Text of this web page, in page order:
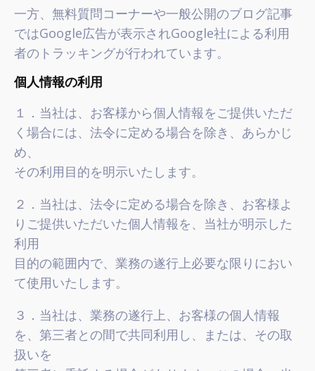
一方、無料質問コーナーや一般公開のブログ記事
ではGoogle広告が表示されGoogle社による利用
者のトラッキングが行われています。
個人情報の利用
１．当社は、お客様から個人情報をご提供いただ
く場合には、法令に定める場合を除き、あらかじ
め、
その利用目的を明示いたします。
２．当社は、法令に定める場合を除き、お客様よ
りご提供いただいた個人情報を、当社が明示した
利用
目的の範囲内で、業務の遂行上必要な限りにおい
て使用いたします。
３．当社は、業務の遂行上、お客様の個人情報
を、第三者との間で共同利用し、または、その取
扱いを